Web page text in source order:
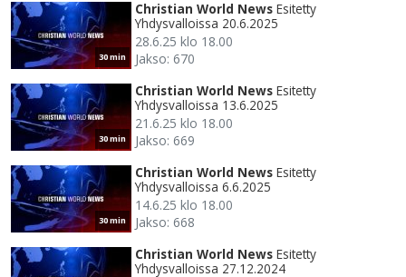
30 min
Christian World News Esitetty
Yhdysvalloissa 20.6.2025
28.6.25 klo 18.00
Jakso: 670
30 min
Christian World News Esitetty
Yhdysvalloissa 13.6.2025
21.6.25 klo 18.00
Jakso: 669
30 min
Christian World News Esitetty
Yhdysvalloissa 6.6.2025
14.6.25 klo 18.00
Jakso: 668
Christian World News Esitetty
Yhdysvalloissa 27.12.2024